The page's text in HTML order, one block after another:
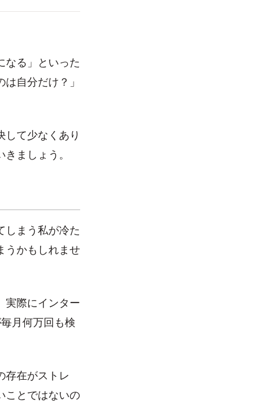
なる」といった
自分だけ？」
して少なくあり
ましょう。
しまう私が冷た
うかもしれませ
実際にインター
月何万回も検
存在がストレ
ことではないの